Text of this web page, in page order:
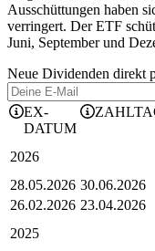
Ausschüttungen haben
verringert. Der ETF
Juni, September und
Neue Dividenden direkt
EX-
DATUM
2026
28.05.2026 30.06.2026
26.02.2026 23.04.2026
2025